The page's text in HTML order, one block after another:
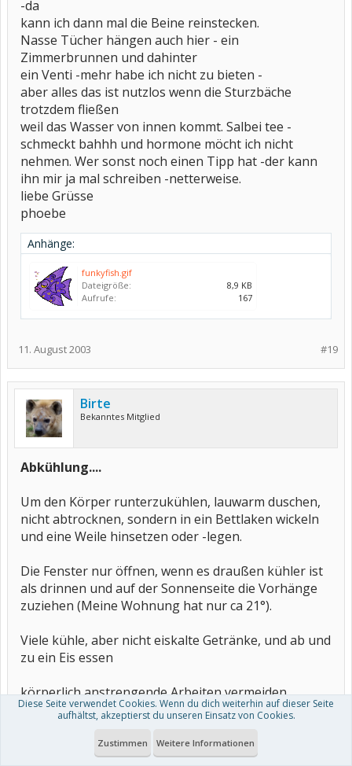
-da
kann ich dann mal die Beine reinstecken.
Nasse Tücher hängen auch hier - ein
Zimmerbrunnen und dahinter
ein Venti -mehr habe ich nicht zu bieten -
aber alles das ist nutzlos wenn die Sturzbäche
trotzdem fließen
weil das Wasser von innen kommt. Salbei tee -
schmeckt bahhh und hormone möcht ich nicht
nehmen. Wer sonst noch einen Tipp hat -der kann
ihn mir ja mal schreiben -netterweise.
liebe Grüsse
phoebe
Anhänge:
funkyfish.gif
Dateigröße:
8,9 KB
Aufrufe:
167
#19
11. August 2003
Birte
Bekanntes Mitglied
Abkühlung....
Um den Körper runterzukühlen, lauwarm duschen,
nicht abtrocknen, sondern in ein Bettlaken wickeln
und eine Weile hinsetzen oder -legen.
Die Fenster nur öffnen, wenn es draußen kühler ist
als drinnen und auf der Sonnenseite die Vorhänge
zuziehen (Meine Wohnung hat nur ca 21°).
Viele kühle, aber nicht eiskalte Getränke, und ab und
zu ein Eis essen
körperlich anstrengende Arbeiten vermeiden
im Büro: wenn's geht, ab und zu mal die Schuhe
ausziehen und wenn möglich die Füße kühlen.
Diese Seite verwendet Cookies. Wenn du dich weiterhin auf dieser Seite
aufhältst, akzeptierst du unseren Einsatz von Cookies.
Zustimmen Weitere Informationen